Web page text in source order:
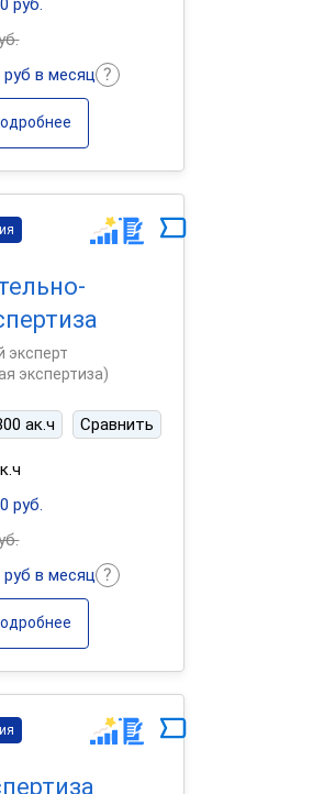
руб.
руб в месяц
эксперт
экспертиза)
ак.ч Сравнить
руб.
руб в месяц